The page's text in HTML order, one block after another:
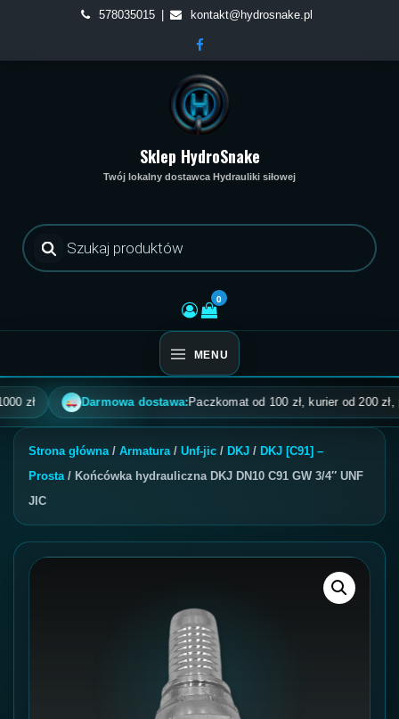
content
578035015 kontakt@hydrosnake.pl
Sklep HydroSnake
Twój lokalny dostawca Hydrauliki siłowej
Wyszukiwarka
produktów
0
MENU
Darmowa dostawa:Paczkomat od 100 zł, kurier od 200 zł,
Strona główna/ Armatura/ Unf-jic / DKJ / DKJ [C91] –
Prosta/ Końcówka hydrauliczna DKJ DN10 C91 GW 3/4″ UNF
JIC